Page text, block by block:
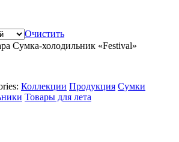
Очистить
Сумка-холодильник «Festival»
Коллекции Продукция Сумки
Товары для лета